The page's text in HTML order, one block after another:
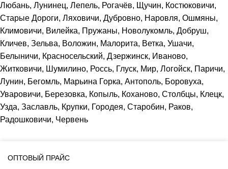
Любань, Лунинец, Лепель, Рогачёв, Щучин, Костюковичи,
Старые Дороги, Ляховичи, Дубровно, Наровля, Ошмяны,
Климовичи, Вилейка, Пружаны, Новолукомль, Добруш,
Кличев, Зельва, Воложин, Малорита, Ветка, Ушачи,
Белыничи, Красносельский, Дзержинск, Иваново,
Житковичи, Шумилино, Россь, Глуск, Мир, Логойск, Паричи,
Лунин, Бегомль, Марьина Горка, Антополь, Боровуха,
Уваровичи, Березовка, Копыль, Коханово, Столбцы, Клецк,
Узда, Заславль, Крупки, Городея, Старобин, Раков,
Радошковичи, Червень
ОПТОВЫЙ ПРАЙС